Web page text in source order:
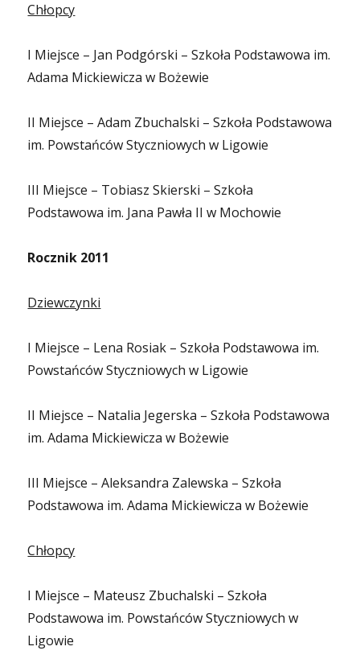
Chłopcy
I Miejsce – Jan Podgórski – Szkoła Podstawowa im.
Adama Mickiewicza w Bożewie
II Miejsce – Adam Zbuchalski – Szkoła Podstawowa
im. Powstańców Styczniowych w Ligowie
III Miejsce – Tobiasz Skierski – Szkoła
Podstawowa im. Jana Pawła II w Mochowie
Rocznik 2011
Dziewczynki
I Miejsce – Lena Rosiak – Szkoła Podstawowa im.
Powstańców Styczniowych w Ligowie
II Miejsce – Natalia Jegerska – Szkoła Podstawowa
im. Adama Mickiewicza w Bożewie
III Miejsce – Aleksandra Zalewska – Szkoła
Podstawowa im. Adama Mickiewicza w Bożewie
Chłopcy
I Miejsce – Mateusz Zbuchalski – Szkoła
Podstawowa im. Powstańców Styczniowych w
Ligowie